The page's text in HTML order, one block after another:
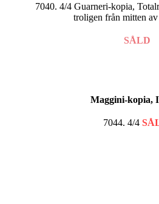
7040. 4/4 Guarneri-kopia,
troligen från mitten
SÅLD
Maggini-kopia,
7044. 4/4